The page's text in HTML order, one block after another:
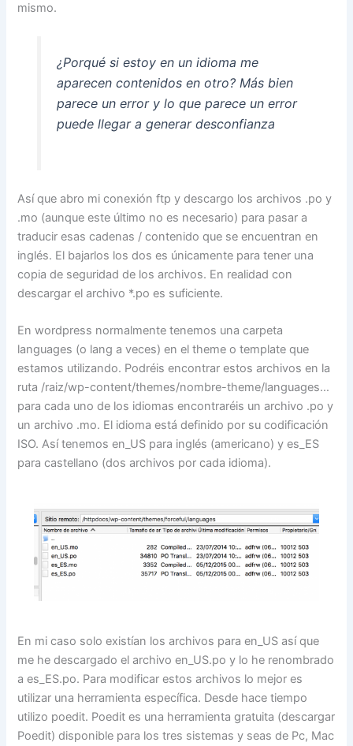
mismo.
¿Porqué si estoy en un idioma me
aparecen contenidos en otro? Más bien
parece un error y lo que parece un error
puede llegar a generar desconfianza
Así que abro mi conexión ftp y descargo los archivos .po y
.mo (aunque este último no es necesario) para pasar a
traducir esas cadenas / contenido que se encuentran en
inglés. El bajarlos los dos es únicamente para tener una
copia de seguridad de los archivos. En realidad con
descargar el archivo *.po es suficiente.
En wordpress normalmente tenemos una carpeta
languages (o lang a veces) en el theme o template que
estamos utilizando. Podréis encontrar estos archivos en la
ruta /raiz/wp-content/themes/nombre-theme/languages…
para cada uno de los idiomas encontraréis un archivo .po y
un archivo .mo. El idioma está definido por su codificación
ISO. Así tenemos en_US para inglés (americano) y es_ES
para castellano (dos archivos por cada idioma).
En mi caso solo existían los archivos para en_US así que
me he descargado el archivo en_US.po y lo he renombrado
a es_ES.po. Para modificar estos archivos lo mejor es
utilizar una herramienta específica. Desde hace tiempo
utilizo poedit. Poedit es una herramienta gratuita (descargar
Poedit) disponible para los tres sistemas y seas de Pc, Mac